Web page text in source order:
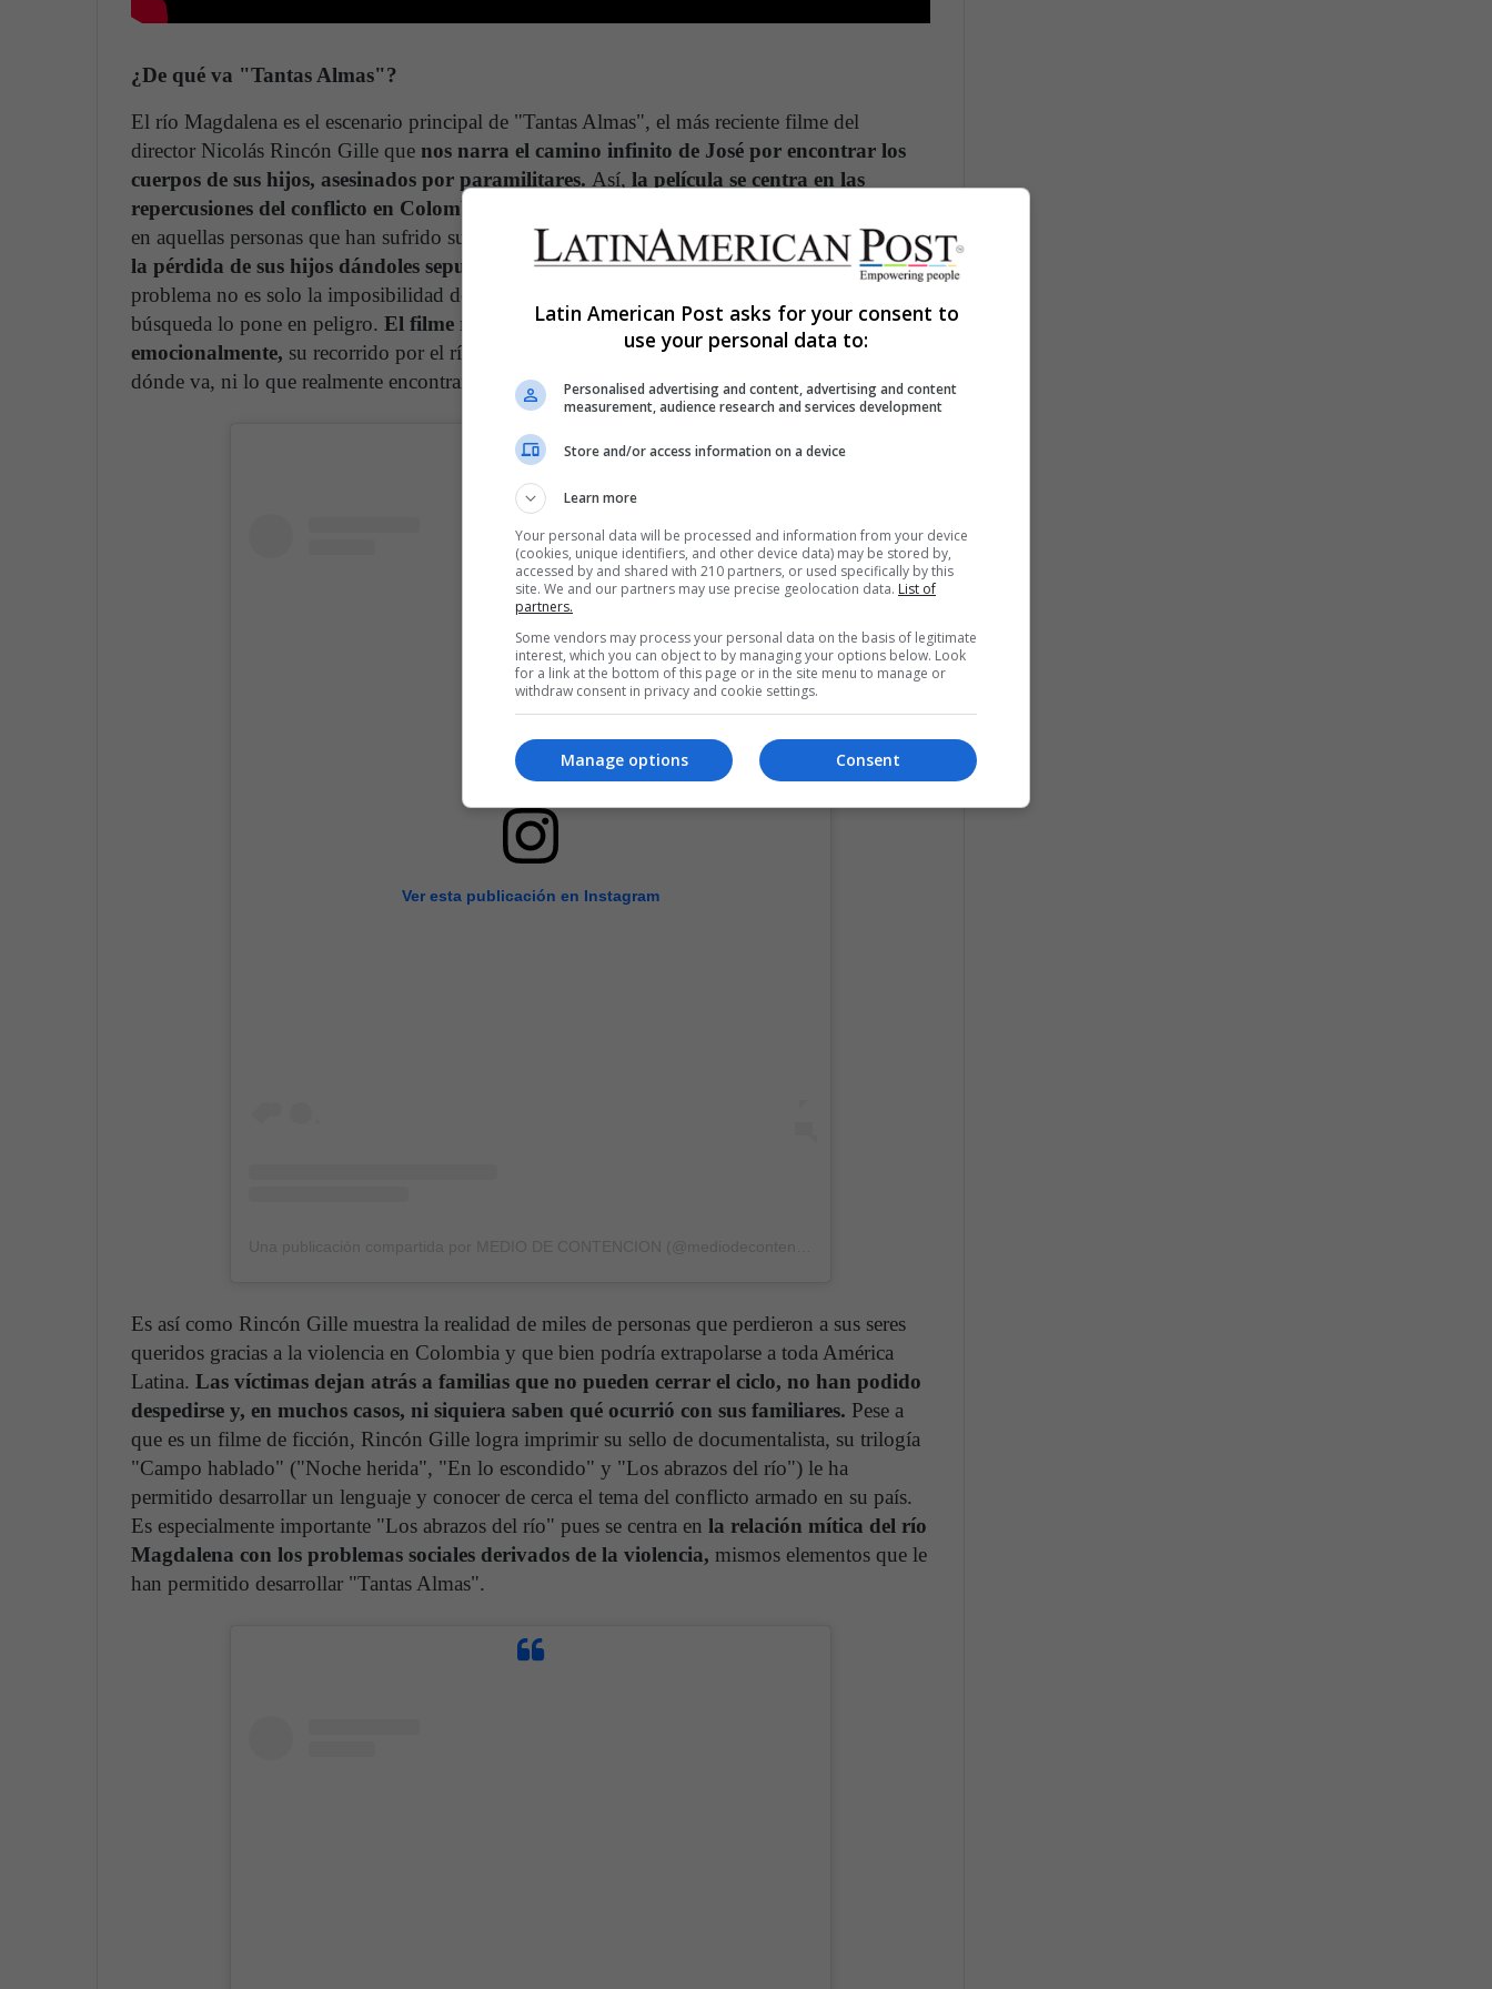
¿De qué va "Tantas Almas"?
El río Magdalena es el escenario principal de "Tantas Almas", el más reciente filme del
director Nicolás Rincón Gille que nos narra el camino infinito de José por encontrar los
cuerpos de sus hijos, asesinados por paramilitares. Así, la película se centra en las
repercusiones del conflicto en Colombia
en aquellas personas que han sufrido sus estragos.
José busca vivir dignamente el duelo por
la pérdida de sus hijos dándoles sepultura, algo tan básico que le ha sido negado.Y el
problema no es solo la imposibilidad de vivir su duelo, sino que al mismo tiempo esa
búsqueda lo pone en peligro. El filme refleja la soledad de José tanto física como
emocionalmente, su recorrido por el río es un camino sin destino y sin tiempo fijo, no sabe a
dónde va, ni lo que realmente encontrará, lo que podemos entender como desesperanza.
Ver esta publicación en Instagram
Es así como Rincón Gille muestra la realidad de miles de personas que perdieron a sus seres
queridos gracias a la violencia en Colombia y que bien podría extrapolarse a toda América
Latina. Las víctimas dejan atrás a familias que no pueden cerrar el ciclo, no han podido
despedirse y, en muchos casos, ni siquiera saben qué ocurrió con sus familiares. Pese a
que es un filme de ficción, Rincón Gille logra imprimir su sello de documentalista, su trilogía
"Campo hablado" ("Noche herida", "En lo escondido" y "Los abrazos del río") le ha
permitido desarrollar un lenguaje y conocer de cerca el tema del conflicto armado en su país.
Es especialmente importante "Los abrazos del río" pues se centra en la relación mítica del río
Magdalena con los problemas sociales derivados de la violencia, mismos elementos que le
han permitido desarrollar "Tantas Almas".
Latin American Post asks for your consent to
use your personal data to:
Personalised advertising and content, advertising and content
measurement, audience research and services development
Store and/or access information on a device
Learn more
Your personal data will be processed and information from your device
(cookies, unique identifiers, and other device data) may be stored by,
accessed by and shared with 210 partners, or used specifically by this
site. We and our partners may use precise geolocation data. List of
partners.
Some vendors may process your personal data on the basis of legitimate
interest, which you can object to by managing your options below. Look
for a link at the bottom of this page or in the site menu to manage or
withdraw consent in privacy and cookie settings.
Consent
Manage options